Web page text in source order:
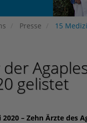
Presse 15
gelistet
– Zehn Ärzte des